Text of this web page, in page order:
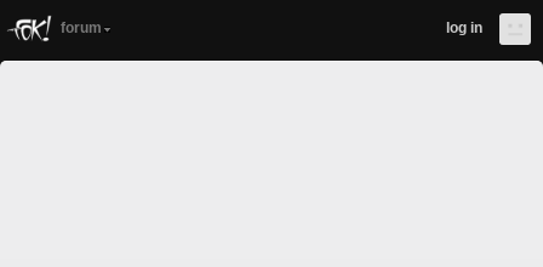
forum log in